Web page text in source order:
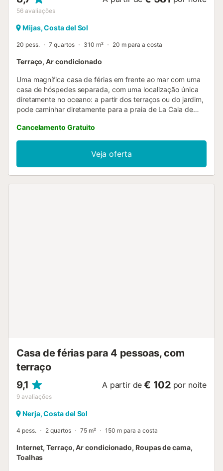
56 avaliações
Mijas, Costa del Sol
20 pess. 7 quartos 310 m² 20 m para a costa
Terraço, Ar condicionado
Uma magnífica casa de férias em frente ao mar com uma
casa de hóspedes separada, com uma localização única
diretamente no oceano: a partir dos terraços ou do jardim,
pode caminhar diretamente para a praia de La Cala de
principal por uma pequena rua. O jardim vedado é
completamente privado, um paraíso tropical com
bananeiras, hibiscos e videiras. O pátio oferece sombra e
proteção contra o vento: mesmo no inverno, costuma
fazer um calor agradável. A sala de inverno é uma sala de
Cancelamento Gratuito
Veja oferta
Casa de férias para 4 pessoas, com
terraço
9,1
9 avaliações
A partir de € 102 por noite
Nerja, Costa del Sol
4 pess. 2 quartos 75 m² 150 m para a costa
Internet, Terraço, Ar condicionado, Roupas de cama,
Toalhas